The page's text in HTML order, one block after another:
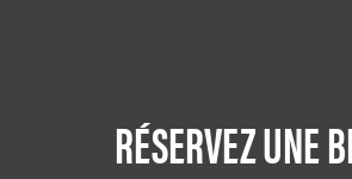
RÉSERVEZ UNE